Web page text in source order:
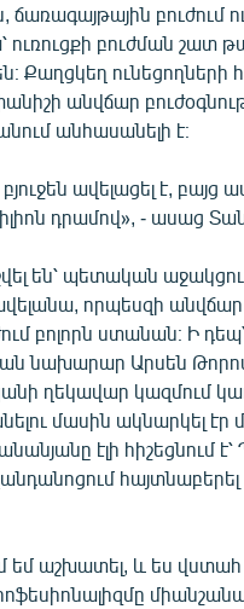
ճառագայթային բուժում ու
բուժման շատ
Քաղցկեղ ունեցողների
անվճար
անհասանելի է։
ավելացել է, բայց
դրամով», - ասաց
են՝ պետական
որպեսզի անվճար
բոլորն ստանան։ Ի
նախարար Արսեն
ղեկավար կազմում
մասին ակնարկել էր
էլի հիշեցնում
հայտնաբերել
եմ աշխատել, և ես վստահ